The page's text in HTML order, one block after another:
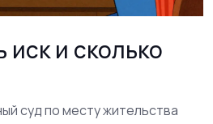
иск и сколько
суд по месту жительства